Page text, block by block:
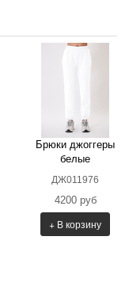
Брюки джоггеры
белые
ДЖ011976
4200 руб
+ В корзину